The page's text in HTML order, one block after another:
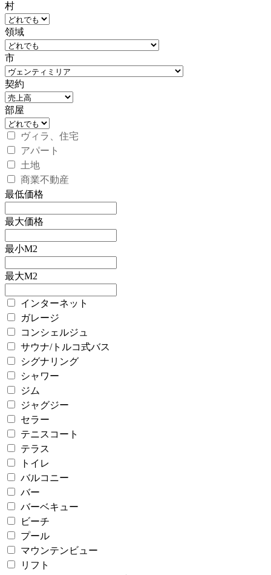
村
領域
市
契約
部屋
ヴィラ、住宅
アパート
土地
商業不動産
最低価格
最大価格
最小M2
最大M2
インターネット
ガレージ
コンシェルジュ
サウナ/トルコ式バス
シグナリング
シャワー
ジム
ジャグジー
セラー
テニスコート
テラス
トイレ
バルコニー
バー
バーベキュー
ビーチ
プール
マウンテンビュー
リフト